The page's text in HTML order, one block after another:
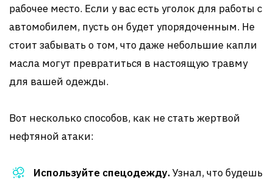
рабочее место. Если у вас есть уголок для работы с
автомобилем, пусть он будет упорядоченным. Не
стоит забывать о том, что даже небольшие капли
масла могут превратиться в настоящую травму
для вашей одежды.
Вот несколько способов, как не стать жертвой
нефтяной атаки:
Используйте спецодежду.Узнал, что будешь